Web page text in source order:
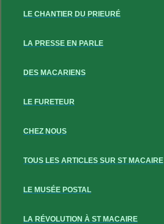
LE CHANTIER DU PRIEURÉ
LA PRESSE EN PARLE
DES MACARIENS
LE FURETEUR
CHEZ NOUS
TOUS LES ARTICLES SUR ST MACAIRE
LE MUSÉE POSTAL
LA RÉVOLUTION À ST MACAIRE